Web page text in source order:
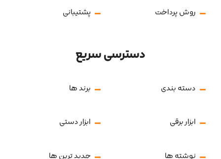
روش پرداخت پشتیبانی
دسترسی سریع
دسته بندی برند ها
ابزار برقی ابزار دستی
نوشته ها جدید ترین ها